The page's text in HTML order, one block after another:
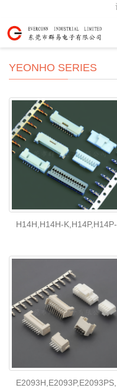
YEONHO SERIES
H14H,H14H-K,H14P,H14P-
E2093H,E2093P,E2093PS,